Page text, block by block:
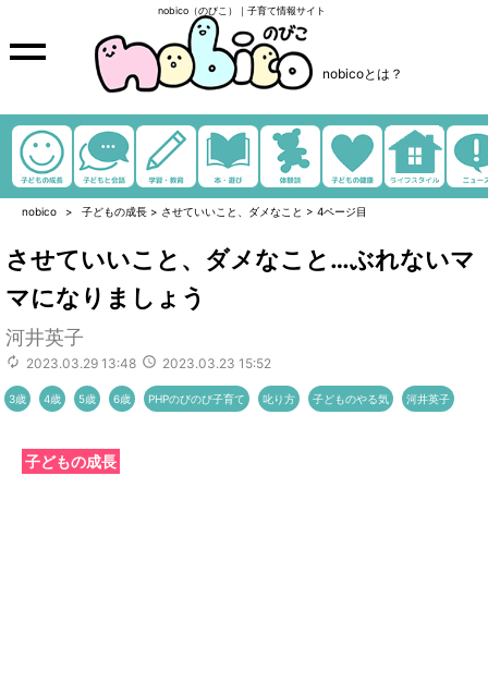
nobico（のびこ）｜子育て情報サイト
nobicoとは？
nobico 子どもの成長 > させていいこと、ダメなこと > 4ページ目
させていいこと、ダメなこと…ぶれないマ
マになりましょう
河井英子
2023.03.29 13:48 2023.03.23 15:52
3歳 4歳 5歳 6歳 PHPのびのび子育て 叱り方 子どものやる気 河井英子
子どもの成長